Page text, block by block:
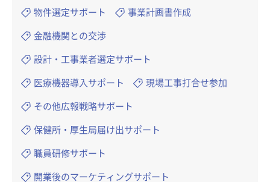
物件選定サポート 事業計画書作成
金融機関との交渉
設計・工事業者選定サポート
医療機器導入サポート 現場工事打合せ参加
その他広報戦略サポート
保健所・厚生局届け出サポート
職員研修サポート
開業後のマーケティングサポート